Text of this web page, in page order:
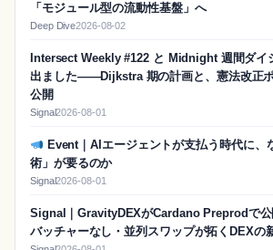
「モジュール型の流動性基盤」へ
Deep Dive2026-08-02
Intersect Weekly #122 と Midnight 週間ダイ
出ました——Dijkstra 期の計画と、憲法改正
公開
Signal2026-08-01
Event｜AIエージェントが支払う時代に、
術」が要るのか
Signal2026-08-01
Signal｜GravityDEXがCardano Preprodで
バッチャーなし・並列スワップが拓くDEXの